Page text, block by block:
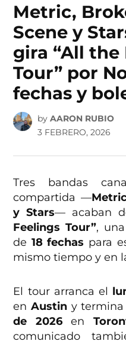
Metric,
Scene y
gira “All the
Tour” por
fechas y
by AARON RUBIO
3 FEBRERO, 2026
Tres bandas
compartida —
y Stars— acaban
Feelings Tour”,
de 18 fechas para
mismo tiempo y en
El tour arranca el
enAustin y termina
de 2026en
comunicado